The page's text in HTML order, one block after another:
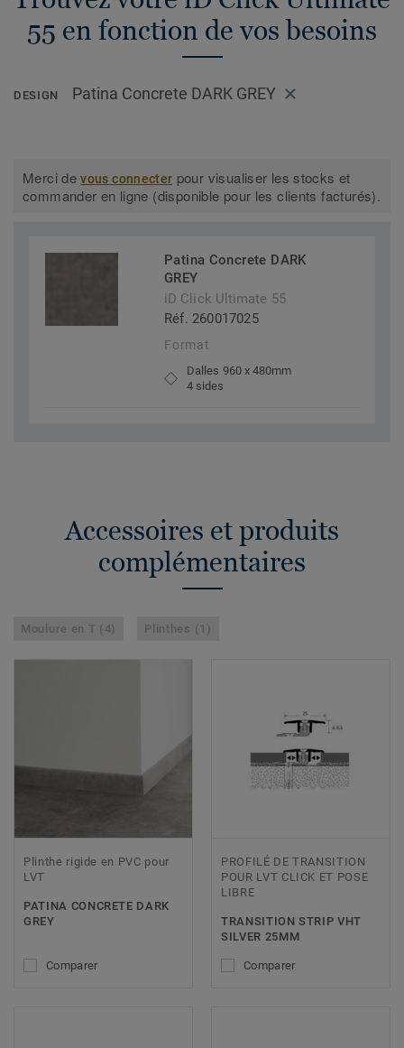
55 en fonction de vos besoins
DESIGN Patina Concrete DARK GREY
Merci devous connecter pour visualiser les stocks et
commander en ligne (disponible pour les clients facturés).
Patina Concrete DARK
GREY
iD Click Ultimate 55
Réf. 260017025
Format
Dalles 960 x 480mm
4 sides
Accessoires et produits
complémentaires
Moulure en T (4) Plinthes (1)
Plinthe rigide en PVC pour
LVT
PATINA CONCRETE DARK
GREY
Comparer
PROFILÉ DE TRANSITION
POUR LVT CLICK ET POSE
LIBRE
TRANSITION STRIP VHT
SILVER 25MM
Comparer